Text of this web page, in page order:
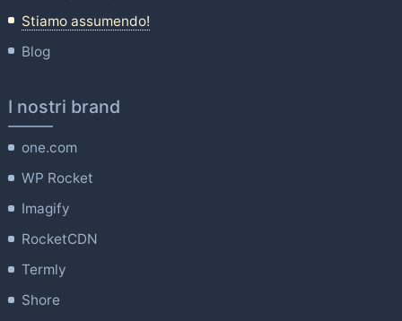
Stiamo assumendo!
Blog
I nostri brand
one.com
WP Rocket
Imagify
RocketCDN
Termly
Shore